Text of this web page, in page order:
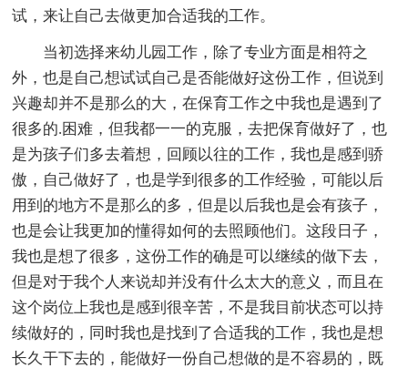
试，来让自己去做更加合适我的工作。
当初选择来幼儿园工作，除了专业方面是相符之
外，也是自己想试试自己是否能做好这份工作，但说到
兴趣却并不是那么的大，在保育工作之中我也是遇到了
很多的.困难，但我都一一的克服，去把保育做好了，也
是为孩子们多去着想，回顾以往的工作，我也是感到骄
傲，自己做好了，也是学到很多的工作经验，可能以后
用到的地方不是那么的多，但是以后我也是会有孩子，
也是会让我更加的懂得如何的去照顾他们。这段日子，
我也是想了很多，这份工作的确是可以继续的做下去，
但是对于我个人来说却并没有什么太大的意义，而且在
这个岗位上我也是感到很辛苦，不是我目前状态可以持
续做好的，同时我也是找到了合适我的工作，我也是想
长久干下去的，能做好一份自己想做的是不容易的，既